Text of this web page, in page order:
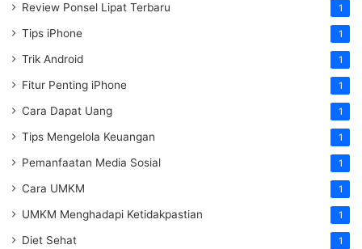
Review Ponsel Lipat Terbaru 1
Tips iPhone 1
Trik Android 1
Fitur Penting iPhone 1
Cara Dapat Uang 1
Tips Mengelola Keuangan 1
Pemanfaatan Media Sosial 1
Cara UMKM 1
UMKM Menghadapi Ketidakpastian 1
Diet Sehat 1